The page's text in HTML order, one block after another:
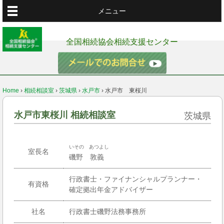
メニュー
全国相続協会相続支援センター
Home › 相続相談室 › 茨城県 › 水戸市 › 水戸市 東桜川
水戸市東桜川 相続相談室 茨城県
室長名
いその あつよし
磯野 敦義
有資格
行政書士・ファイナンシャルプランナー・
確定拠出年金アドバイザー
社名 行政書士磯野法務事務所